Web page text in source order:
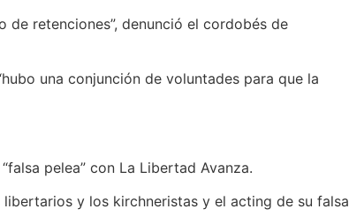
retenciones”, denunció el cordobés de
una conjunción de voluntades para que la
pelea” con La Libertad Avanza.
y los kirchneristas y el acting de su falsa